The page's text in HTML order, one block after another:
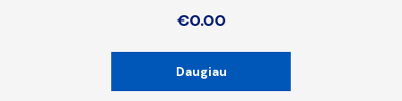
€0.00
Daugiau